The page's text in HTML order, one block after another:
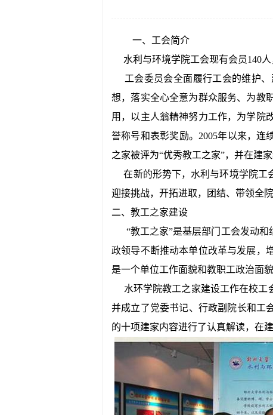
一、工会简介
水利与环境学院工会现有会员140人
工会委员会全面履行工会的维护、
想，落实全心全意为群众服务、为教
用，以主人翁精神努力工作，为学院
誉称号和表彰奖励。2005年以来，连
之家被评为“优秀教工之家”，并在建
在新的形势下，水利与环境学院工
迎接挑战，开拓进取，团结、带领全
二、教工之家建设
“教工之家”是基层部门工会发动和
政领导不断推动本单位改革与发展，
是一个单位工作面貌和教职工政治面貌
水环学院教工之家建设工作在校工
并成立了党委书记、行政副院长和工
的十项建家内容进行了认真解读，在